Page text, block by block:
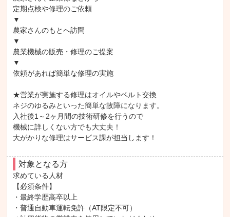
定期点検や修理のご依頼
▼
農家さんのもとへ訪問
▼
農業機械の販売・修理のご提案
▼
依頼があれば簡単な修理の実施
★営業が実施する修理はオイルやベルト交換
ネジのゆるみといった簡単な故障になります。
入社後1～2ヶ月間の技術研修を行うので
機械に詳しくない方でも大丈夫！
大がかりな修理はサービス課が担当します！
対象となる方
求めている人材
【必須条件】
・最終学歴高卒以上
・普通自動車運転免許（AT限定不可）